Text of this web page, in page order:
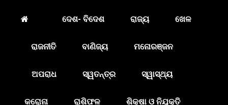
ଦେଶ- ବିଦେଶ ରାଜ୍ୟ ଖେଳ
ରାଜନୀତି ବାଣିଜ୍ୟ ମନୋରଞ୍ଜନ
ଅପରାଧ ସ୍ୱତନ୍ତ୍ର ସ୍ୱାସ୍ଥ୍ୟ
କରୋନା ରାଶିଫଳ ଶିକ୍ଷା ଓ ନିଯୁକ୍ତି